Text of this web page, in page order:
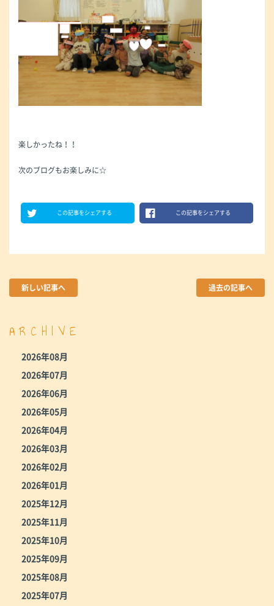
楽しかったね！！
次のブログもお楽しみに☆
この記事をシェアする この記事をシェアする
新しい記事へ 過去の記事へ
ARCHIVE
2026年08月
2026年07月
2026年06月
2026年05月
2026年04月
2026年03月
2026年02月
2026年01月
2025年12月
2025年11月
2025年10月
2025年09月
2025年08月
2025年07月